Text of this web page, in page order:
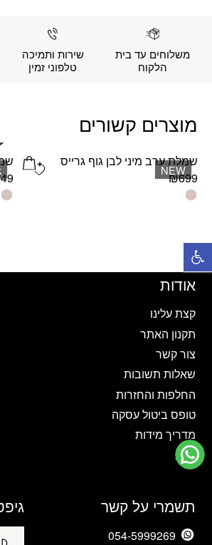
משלוחים עד בית
הלקוח
שירות ותמיכה
טלפוני זמין
מוצרים קשורים
wishlist NEW
שמלת ערב מיני לבן גוף גרייס
₪699
למוצר
מספר
סוגים.
ניתן
לבחור
את
בעמוד
המוצר
אודות
קצת עלינו
תקנון האתר
צור קשר
שאלות תשובות
החלפות והחזרות
טופס ביטול עסקה
מדריך מידות
בלוג
תשמרי על קשר
054-5999269
פתח סרגל נגישות